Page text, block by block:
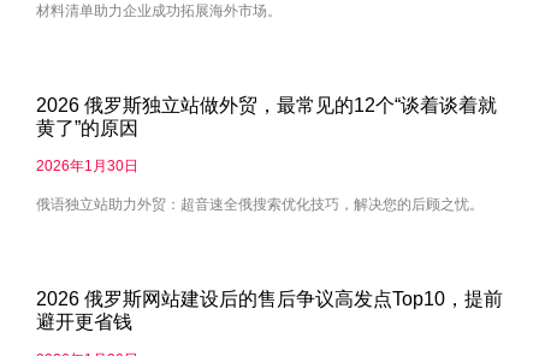
材料清单助力企业成功拓展海外市场。
2026 俄罗斯独立站做外贸，最常见的12个“谈着谈着就
黄了”的原因
2026年1月30日
俄语独立站助力外贸：超音速全俄搜索优化技巧，解决您的后顾之忧。
2026 俄罗斯网站建设后的售后争议高发点Top10，提前
避开更省钱